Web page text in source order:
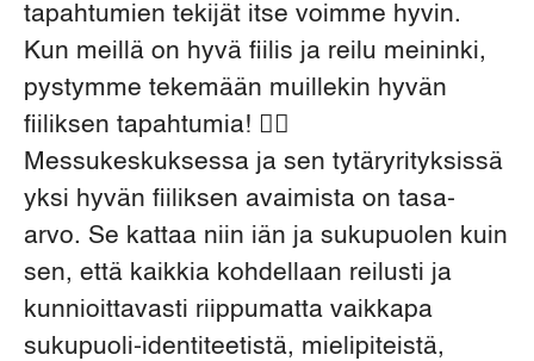
tapahtumien tekijät itse voimme hyvin.
Kun meillä on hyvä fiilis ja reilu meininki,
pystymme tekemään muillekin hyvän
fiiliksen tapahtumia! 🙆‍♀️
Messukeskuksessa ja sen tytäryrityksissä
yksi hyvän fiiliksen avaimista on tasa-
arvo. Se kattaa niin iän ja sukupuolen kuin
sen, että kaikkia kohdellaan reilusti ja
kunnioittavasti riippumatta vaikkapa
sukupuoli-identiteetistä, mielipiteistä,